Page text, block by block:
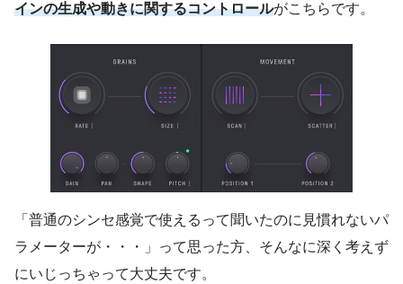
インの生成や動きに関するコントロールがこちらです。
「普通のシンセ感覚で使えるって聞いたのに見慣れないパ
ラメーターが・・・」って思った方、そんなに深く考えず
にいじっちゃって大丈夫です。